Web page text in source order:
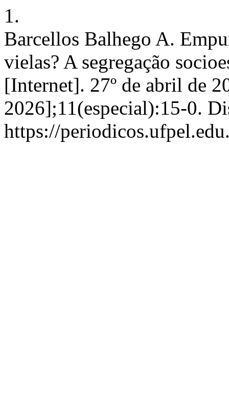
1.
Barcellos Balhego A.
vielas? A segregação
[Internet]. 27º de abril de
2026];11(especial):15-0.
https://